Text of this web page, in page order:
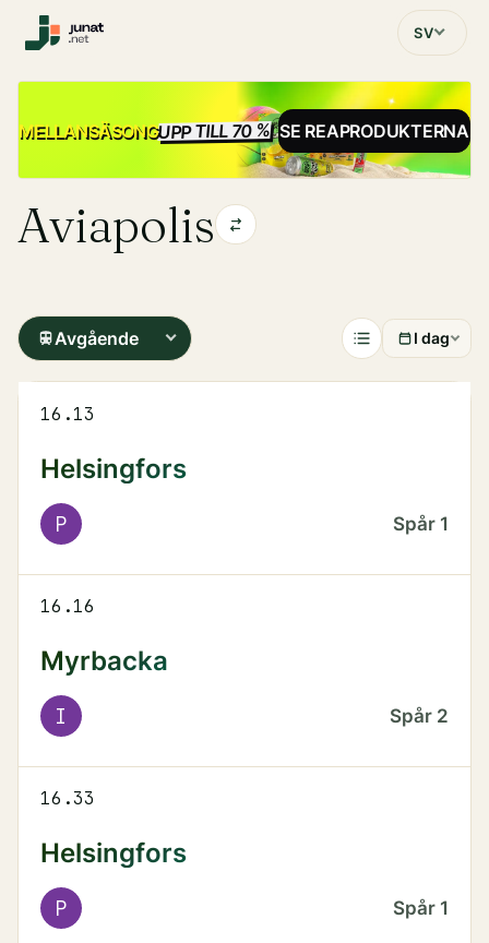
SV
MELLANSÄSONGUPP TILL 70 %REA
SE REAPRODUKTERNA
Aviapolis
Avgående I dag
16.13
Helsingfors
P Spår 1
16.16
Myrbacka
I Spår 2
16.33
Helsingfors
P Spår 1